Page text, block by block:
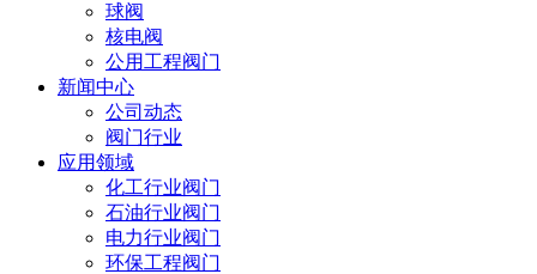
球阀
核电阀
公用工程阀门
新闻中心
公司动态
阀门行业
应用领域
化工行业阀门
石油行业阀门
电力行业阀门
环保工程阀门